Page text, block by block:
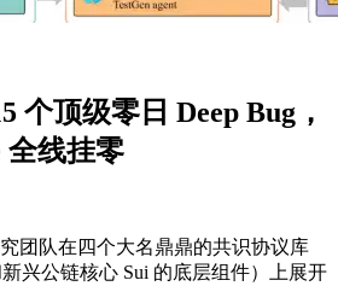
个顶级零日 Deep Bug，
全线挂零
团队在四个大名鼎鼎的共识协议库
新兴公链核心 Sui 的底层组件）上展开